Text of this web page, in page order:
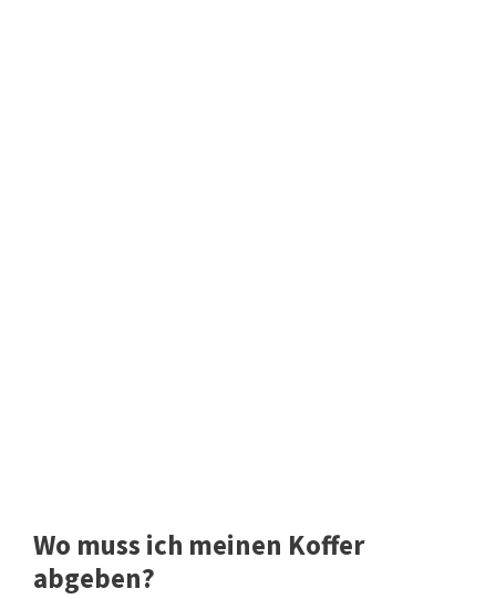
Wo muss ich meinen Koffer
abgeben?